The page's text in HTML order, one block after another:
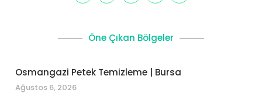
Öne Çıkan Bölgeler
Osmangazi Petek Temizleme | Bursa
Ağustos 6, 2026